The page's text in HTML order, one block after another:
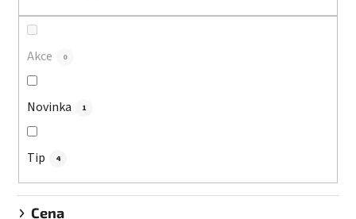
Akce 0
Novinka 1
Tip 4
Cena